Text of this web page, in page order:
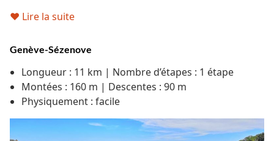
♥ Lire la suite
Genève-Sézenove
Longueur : 11 km | Nombre d’étapes : 1 étape
Montées : 160 m | Descentes : 90 m
Physiquement : facile